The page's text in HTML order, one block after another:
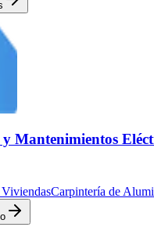
y Mantenimientos
Carpintería de